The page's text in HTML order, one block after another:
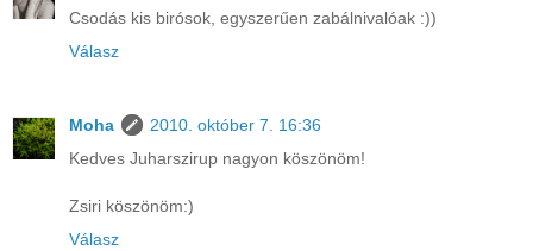
Csodás kis birósok, egyszerűen zabálnivalóak :))
Válasz
Moha
2010. október 7. 16:36
Kedves Juharszirup nagyon köszönöm!
Zsiri köszönöm:)
Válasz